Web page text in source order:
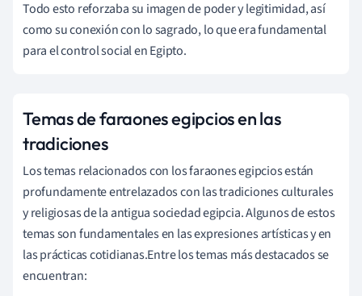
Todo esto reforzaba su imagen de poder y legitimidad, así
como su conexión con lo sagrado, lo que era fundamental
para el control social en Egipto.
Temas de faraones egipcios en las
tradiciones
Los temas relacionados con los faraones egipcios están
profundamente entrelazados con las tradiciones culturales
y religiosas de la antigua sociedad egipcia. Algunos de estos
temas son fundamentales en las expresiones artísticas y en
las prácticas cotidianas.Entre los temas más destacados se
encuentran: